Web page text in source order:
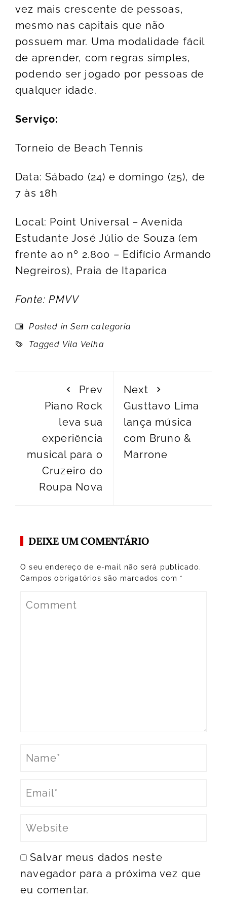
vez mais crescente de pessoas,
mesmo nas capitais que não
possuem mar. Uma modalidade fácil
de aprender, com regras simples,
podendo ser jogado por pessoas de
qualquer idade.
Serviço:
Torneio de Beach Tennis
Data: Sábado (24) e domingo (25), de
7 às 18h
Local: Point Universal – Avenida
Estudante José Júlio de Souza (em
frente ao nº 2.800 – Edifício Armando
Negreiros), Praia de Itaparica
Fonte: PMVV
Posted in Sem categoria
Tagged Vila Velha
Prev
Piano Rock
leva sua
experiência
musical para o
Cruzeiro do
Roupa Nova
Next
Gusttavo Lima
lança música
com Bruno &
Marrone
DEIXE UM COMENTÁRIO
O seu endereço de e-mail não será publicado.
Campos obrigatórios são marcados com *
Salvar meus dados neste
navegador para a próxima vez que
eu comentar.